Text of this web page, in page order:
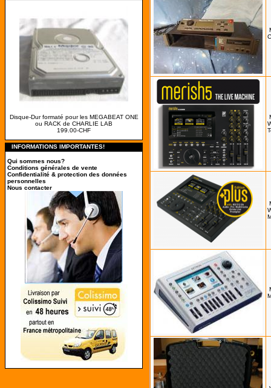
Disque-Dur formaté pour les MEGABEAT ONE
ou RACK de CHARLIE LAB
199.00-CHF
INFORMATIONS IMPORTANTES!
Qui sommes nous?
Conditions générales de vente
Confidentialité & protection des données
personnelles
Nous contacter